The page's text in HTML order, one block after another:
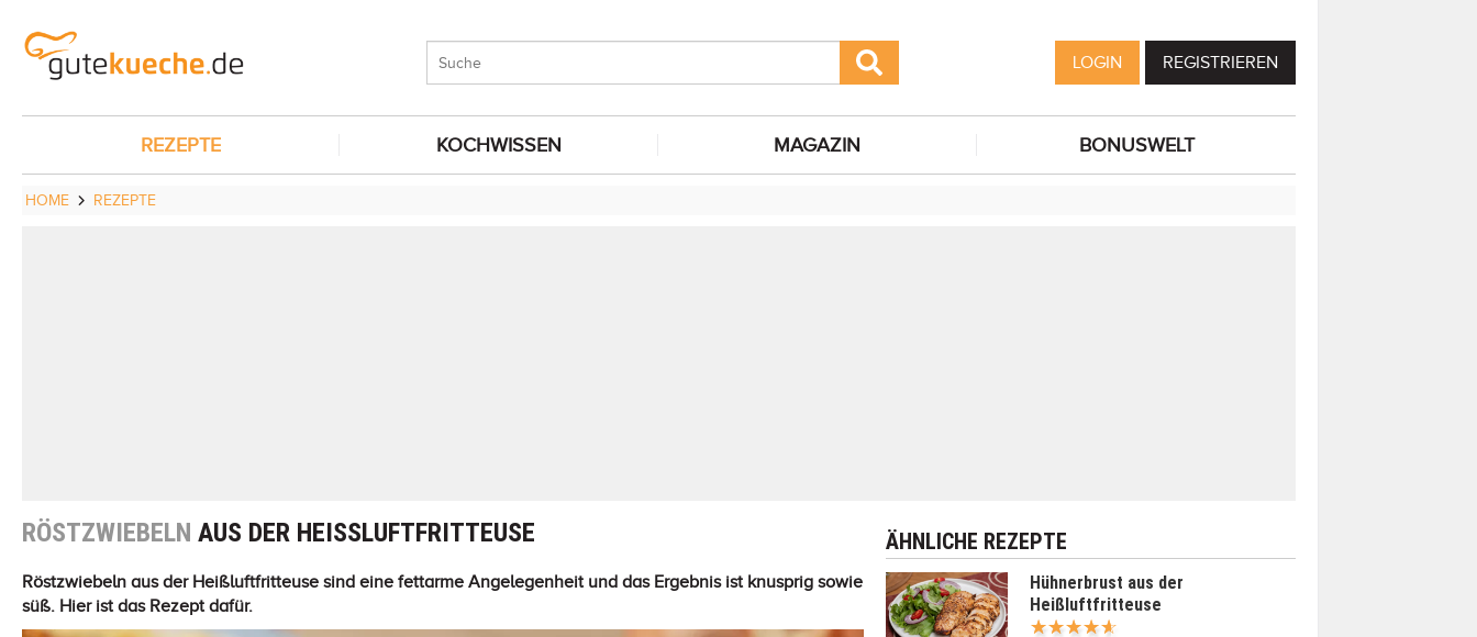
LOGIN REGISTRIEREN
REZEPTE KOCHWISSEN MAGAZIN BONUSWELT
HOME REZEPTE
RÖSTZWIEBELN AUS DER HEISSLUFTFRITTEUSE
Röstzwiebeln aus der Heißluftfritteuse sind eine fettarme Angelegenheit und das Ergebnis ist knusprig sowie
süß. Hier ist das Rezept dafür.
ÄHNLICHE REZEPTE
Hühnerbrust aus der
Heißluftfritteuse